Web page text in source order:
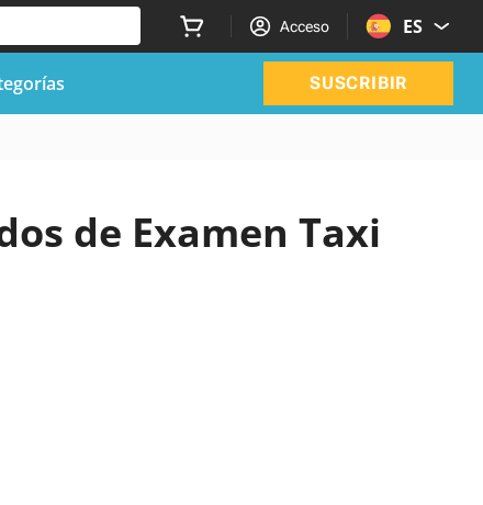
Acceso ES
SUSCRIBIR
de Examen Taxi